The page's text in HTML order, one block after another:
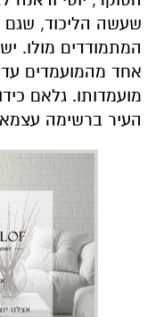
שעשה הליכוד, שגם
המתמודדים מולו.
אחד מהמועמדים
מועמדותו. גלאם
העיר ברשימה
עד כמה שידוע
לקראת
בקר שערך הליכוד
היו אלה:
איתמר שמעוני - 3-4 מנדטים